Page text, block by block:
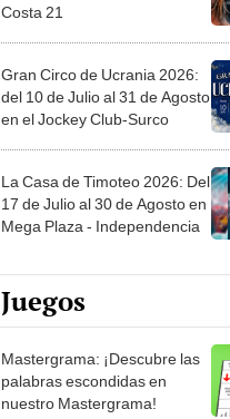
Costa 21
Gran Circo de Ucrania 2026:
del 10 de Julio al 31 de Agosto
en el Jockey Club-Surco
La Casa de Timoteo 2026: Del
17 de Julio al 30 de Agosto en
Mega Plaza - Independencia
Juegos
Mastergrama: ¡Descubre las
palabras escondidas en
nuestro Mastergrama!